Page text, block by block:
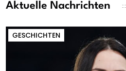
Aktuelle Nachrichten
GESCHICHTEN